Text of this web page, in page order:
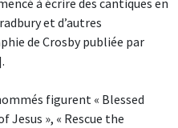
à écrire des cantiques en
et d’autres
de Crosby publiée par
figurent « Blessed
Jesus », « Rescue the